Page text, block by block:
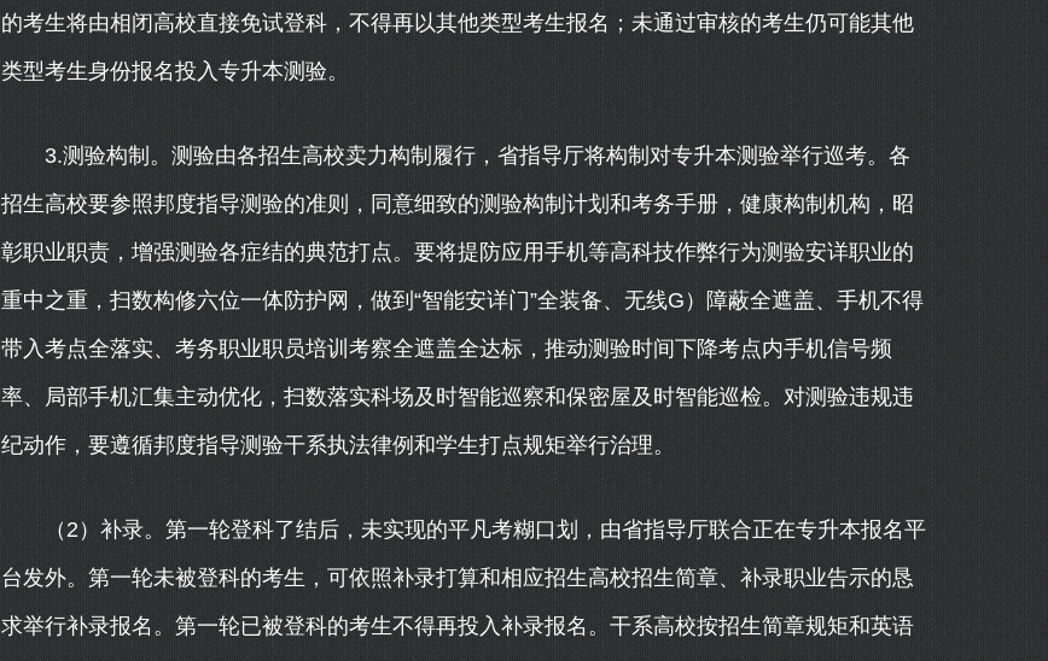
的考生将由相闭高校直接免试登科，不得再以其他类型考生报名；未通过审核的考生仍可能其他
类型考生身份报名投入专升本测验。
3.测验构制。测验由各招生高校卖力构制履行，省指导厅将构制对专升本测验举行巡考。各
招生高校要参照邦度指导测验的准则，同意细致的测验构制计划和考务手册，健康构制机构，昭
彰职业职责，增强测验各症结的典范打点。要将提防应用手机等高科技作弊行为测验安详职业的
重中之重，扫数构修六位一体防护网，做到“智能安详门”全装备、无线G）障蔽全遮盖、手机不得
带入考点全落实、考务职业职员培训考察全遮盖全达标，推动测验时间下降考点内手机信号频
率、局部手机汇集主动优化，扫数落实科场及时智能巡察和保密屋及时智能巡检。对测验违规违
纪动作，要遵循邦度指导测验干系执法律例和学生打点规矩举行治理。
（2）补录。第一轮登科了结后，未实现的平凡考糊口划，由省指导厅联合正在专升本报名平
台发外。第一轮未被登科的考生，可依照补录打算和相应招生高校招生简章、补录职业告示的恳
求举行补录报名。第一轮已被登科的考生不得再投入补录报名。干系高校按招生简章规矩和英语